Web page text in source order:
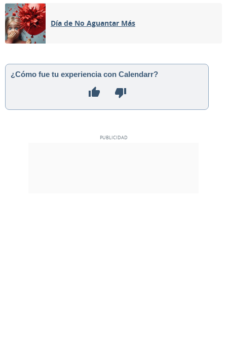
Día de No Aguantar Más
¿Cómo fue tu experiencia con Calendarr?